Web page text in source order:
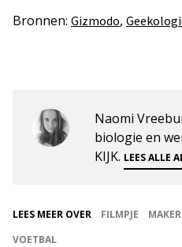
Bronnen: Gizmodo,
Naomi
biologie en
KIJK. LEES ALLE
LEES MEER OVER FILMPJE MAKER
VOETBAL